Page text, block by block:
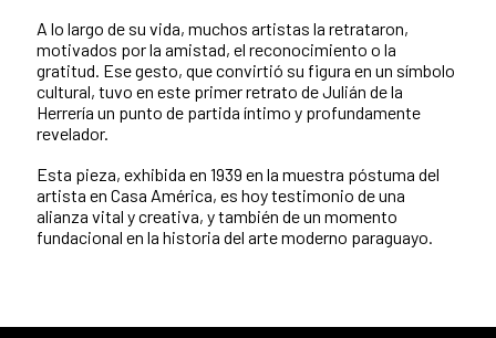
A lo largo de su vida, muchos artistas la retrataron,
motivados por la amistad, el reconocimiento o la
gratitud. Ese gesto, que convirtió su figura en un símbolo
cultural, tuvo en este primer retrato de Julián de la
Herrería un punto de partida íntimo y profundamente
revelador.
Esta pieza, exhibida en 1939 en la muestra póstuma del
artista en Casa América, es hoy testimonio de una
alianza vital y creativa, y también de un momento
fundacional en la historia del arte moderno paraguayo.